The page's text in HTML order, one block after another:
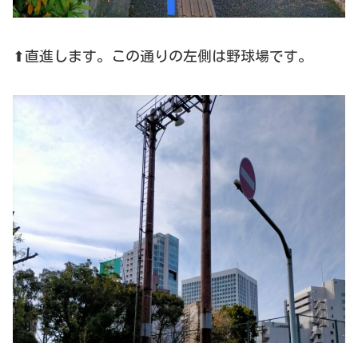
⬆直進します。この通りの左側は野球場です。